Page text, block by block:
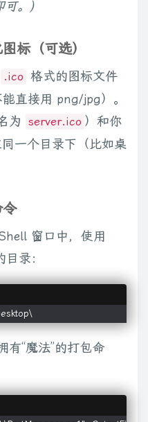
-or
可。)
标（可选）
.ico 格式的图标文件
直接用 png/jpg）。
为
server.ico ）和你
一个目录下（比如桌
窗口中，使用
录：
cd C:\Users\你的用户名\Desktop\
有“魔法”的打包命